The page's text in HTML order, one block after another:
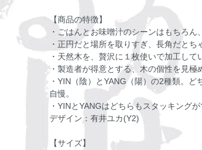
【商品の特徴】
・ごはんとお味噌汁のシーンはもちろ
・正円だと場所を取りすぎ、長角だと
・天然木を、贅沢に１枚使いで加工し
・製造者が得意とする、木の個性を見
・YIN（陰）とYANG（陽）の2種類。
自慢。
・YINとYANGはどちらもスタッキングが
デザイン：有井ユカ(Y2)
【サイズ】